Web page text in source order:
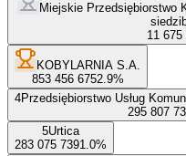
Miejskie Przedsiębiorstwo
11 675
KOBYLARNIA S.A.
853 456 6752.9%
4Przedsiębiorstwo Usług
295 807
5Urtica
283 075 7391.0%